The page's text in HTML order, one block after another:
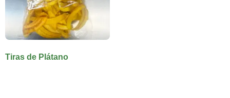
Tiras de Plátano